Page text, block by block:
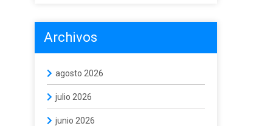
Archivos
agosto 2026
julio 2026
junio 2026